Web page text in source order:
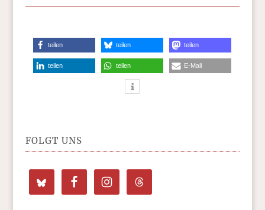
teilen teilen teilen
teilen teilen E-Mail
FOLGT UNS